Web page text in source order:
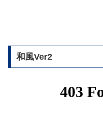
和風Ver2